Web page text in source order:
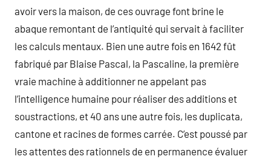
avoir vers la maison, de ces ouvrage font brine le
abaque remontant de l’antiquité qui servait à faciliter
les calculs mentaux. Bien une autre fois en 1642 fût
fabriqué par Blaise Pascal, la Pascaline, la première
vraie machine à additionner ne appelant pas
l’intelligence humaine pour réaliser des additions et
soustractions, et 40 ans une autre fois, les duplicata,
cantone et racines de formes carrée. C’est poussé par
les attentes des rationnels de en permanence évaluer